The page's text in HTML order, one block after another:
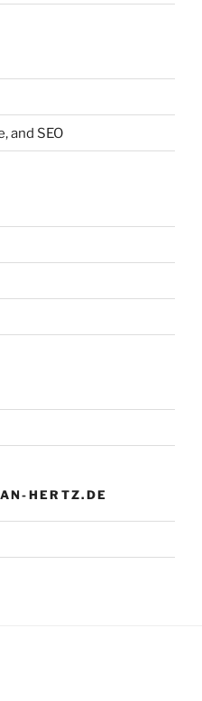
and SEO
HERTZ.DE